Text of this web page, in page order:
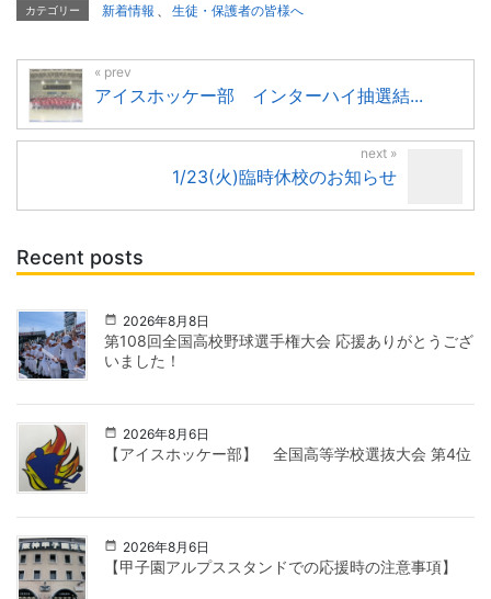
カテゴリー 新着情報 生徒・保護者の皆様へ
アイスホッケー部 インターハイ抽選結...
1/23(火)臨時休校のお知らせ
Recent posts
2026年8月8日
第108回全国高校野球選手権大会 応援ありがとうござ
いました！
2026年8月6日
【アイスホッケー部】 全国高等学校選抜大会 第4位
2026年8月6日
【甲子園アルプススタンドでの応援時の注意事項】